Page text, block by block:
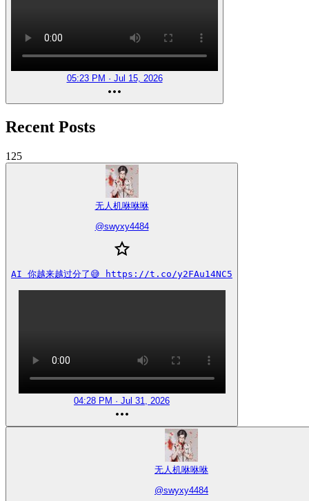
05:23 PM · Jul 15, 2026
Recent Posts
125
无人机咻咻咻
@swyxy4484
AI 你越来越过分了😅 https://t.co/y2FAu14NC5
04:28 PM · Jul 31, 2026
无人机咻咻咻
@swyxy4484